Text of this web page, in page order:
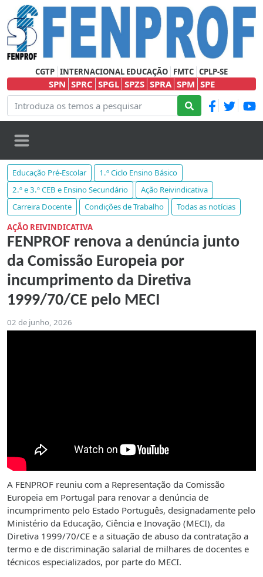
CGTP INTERNACIONAL EDUCAÇÃO FMTC CPLP-SE
SPN SPRC SPGL SPZS SPRA SPM SPE
Educação Pré-Escolar
1.º Ciclo Ensino Básico
2.º e 3.º CEB e Ensino Secundário
Ação Reivindicativa
Carreira Docente
Condições de Trabalho
Todas as notícias
AÇÃO REIVINDICATIVA
FENPROF renova a denúncia junto
da Comissão Europeia por
incumprimento da Diretiva
1999/70/CE pelo MECI
02 de junho, 2026
A FENPROF reuniu com a Representação da Comissão
Europeia em Portugal para renovar a denúncia de
incumprimento pelo Estado Português, designadamente pelo
Ministério da Educação, Ciência e Inovação (MECI), da
Diretiva 1999/70/CE e a situação de abuso da contratação a
termo e de discriminação salarial de milhares de docentes e
técnicos especializados, por parte do MECI.